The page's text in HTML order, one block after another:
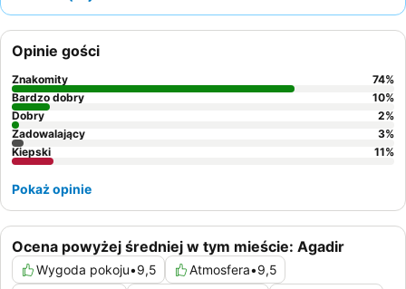
dużym tarasem lub balkonem
wypoczynku.
Ocena powyżej średniej w tym mieście: Agadir
Wygoda pokoju•9,5 Atmosfera•9,5
Opinie gości
Znakomity 74%
Bardzo dobry
10%
Dobry
2%
Zadowalający
3%
Kiepski
11%
Pokaż opinie